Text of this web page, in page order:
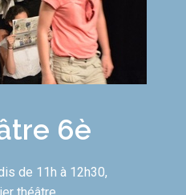
6è
de 11h à 12h30,